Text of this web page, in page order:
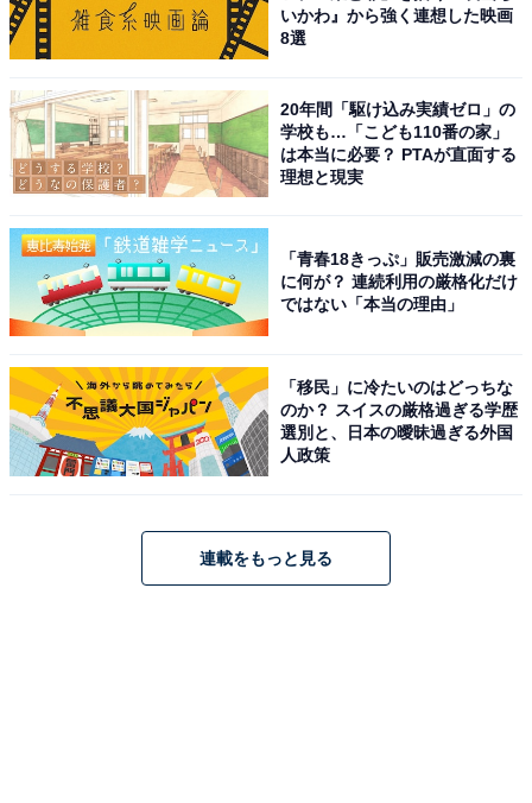
※掲載されている情報は記事公開時のものです。あらか
じめご了承ください。 また、記事中の宿泊プランを予約
すると、売上の一部がオールアバウトに還元されること
があります。
この記事の執筆者：
いもの部
Amazonのセール商品から売れ筋ランキングまで、毎日のお買いも
のがもっと楽しく、もっとお得になる情報をお届け。編集部員によ
る独自レビューなど、ここでしか手に入らない情報も満載です。
こちらもおすすめ
【楽天トラベルセール】「城崎温泉 花小路
いかわ』から強く連想した映画
8選
20年間「駆け込み実績ゼロ」の
学校も…「こども110番の家」
は本当に必要？ PTAが直面する
理想と現実
「青春18きっぷ」販売激減の裏
に何が？ 連続利用の厳格化だけ
ではない「本当の理由」
「移民」に冷たいのはどっちな
のか？ スイスの厳格過ぎる学歴
選別と、日本の曖昧過ぎる外国
人政策
連載をもっと見る